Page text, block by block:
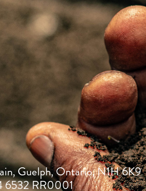
Guelph, Ontario, N1H 6K9
6532 RR0001